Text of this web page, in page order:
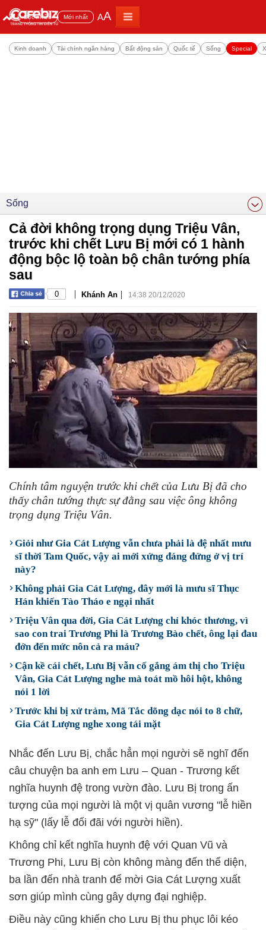
Đọc nhiều Mới nhất AA
Kinh doanh Tài chính ngân hàng Bất động sản Quốc tế Sống Special
Sống
Cả đời không trọng dụng Triệu Vân,
trước khi chết Lưu Bị mới có 1 hành
động bộc lộ toàn bộ chân tướng phía
sau
0 | Khánh An | 14:38 20/12/2020
Chính tâm nguyện trước khi chết của Lưu Bị đã cho
thấy chân tướng thực sự đằng sau việc ông không
trọng dụng Triệu Vân.
Giỏi như Gia Cát Lượng vẫn chưa phải là đệ nhất mưu
sĩ thời Tam Quốc, vậy ai mới xứng đáng đứng ở vị trí
này?
Không phải Gia Cát Lượng, đây mới là mưu sĩ Thục
Hán khiến Tào Tháo e ngại nhất
Triệu Vân qua đời, Gia Cát Lượng chỉ khóc thương, vì
sao con trai Trương Phi là Trương Bào chết, ông lại đau
đớn đến mức nôn cả ra máu?
Cận kề cái chết, Lưu Bị vẫn cố gắng ám thị cho Triệu
Vân, Gia Cát Lượng nghe mà toát mồ hôi hột, không
nói 1 lời
Trước khi bị xử trảm, Mã Tắc dõng dạc nói to 8 chữ,
Gia Cát Lượng nghe xong tái mặt
Nhắc đến Lưu Bị, chắc hẳn mọi người sẽ nghĩ đến
câu chuyện ba anh em Lưu – Quan - Trương kết
nghĩa huynh đệ trong vườn đào. Lưu Bị trong ấn
tượng của mọi người là một vị quân vương "lễ hiền
hạ sỹ" (lấy lễ đối đãi với người hiền).
Không chỉ kết nghĩa huynh đệ với Quan Vũ và
Trương Phi, Lưu Bị còn không màng đến thể diện,
ba lần đến nhà tranh để mời Gia Cát Lượng xuất
sơn giúp mình cùng gây dựng đại nghiệp.
Điều này cũng khiến cho Lưu Bị thu phục lôi kéo